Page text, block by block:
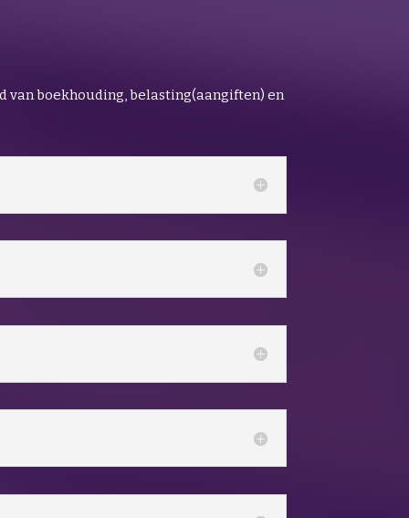
van boekhouding, belasting(aangiften) en